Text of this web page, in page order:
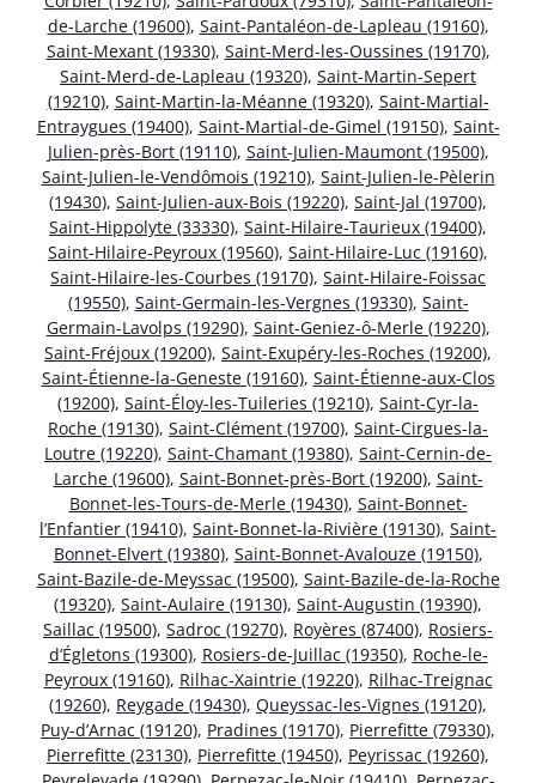
de-Larche (19600), Saint-Pantaléon-de-Lapleau (19160),
Saint-Mexant (19330), Saint-Merd-les-Oussines (19170),
Saint-Merd-de-Lapleau (19320), Saint-Martin-Sepert
(19210), Saint-Martin-la-Méanne (19320), Saint-Martial-
Entraygues (19400), Saint-Martial-de-Gimel (19150), Saint-
Julien-près-Bort (19110), Saint-Julien-Maumont (19500),
Saint-Julien-le-Vendômois (19210), Saint-Julien-le-Pèlerin
(19430), Saint-Julien-aux-Bois (19220), Saint-Jal (19700),
Saint-Hippolyte (33330), Saint-Hilaire-Taurieux (19400),
Saint-Hilaire-Peyroux (19560), Saint-Hilaire-Luc (19160),
Saint-Hilaire-les-Courbes (19170), Saint-Hilaire-Foissac
(19550), Saint-Germain-les-Vergnes (19330), Saint-
Germain-Lavolps (19290), Saint-Geniez-ô-Merle (19220),
Saint-Fréjoux (19200), Saint-Exupéry-les-Roches (19200),
Saint-Étienne-la-Geneste (19160), Saint-Étienne-aux-Clos
(19200), Saint-Éloy-les-Tuileries (19210), Saint-Cyr-la-
Roche (19130), Saint-Clément (19700), Saint-Cirgues-la-
Loutre (19220), Saint-Chamant (19380), Saint-Cernin-de-
Larche (19600), Saint-Bonnet-près-Bort (19200), Saint-
Bonnet-les-Tours-de-Merle (19430), Saint-Bonnet-
l’Enfantier (19410), Saint-Bonnet-la-Rivière (19130), Saint-
Bonnet-Elvert (19380), Saint-Bonnet-Avalouze (19150),
Saint-Bazile-de-Meyssac (19500), Saint-Bazile-de-la-Roche
(19320), Saint-Aulaire (19130), Saint-Augustin (19390),
Saillac (19500), Sadroc (19270), Royères (87400), Rosiers-
d’Égletons (19300), Rosiers-de-Juillac (19350), Roche-le-
Peyroux (19160), Rilhac-Xaintrie (19220), Rilhac-Treignac
(19260), Reygade (19430), Queyssac-les-Vignes (19120),
Puy-d’Arnac (19120), Pradines (19170), Pierrefitte (79330),
Pierrefitte (23130), Pierrefitte (19450), Peyrissac (19260),